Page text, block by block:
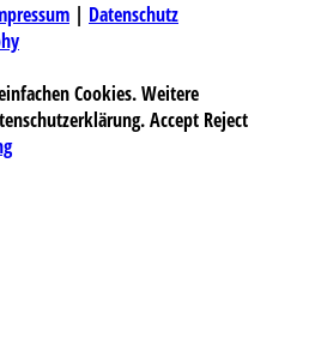
| Datenschutz
Cookies. Weitere
Accept Reject